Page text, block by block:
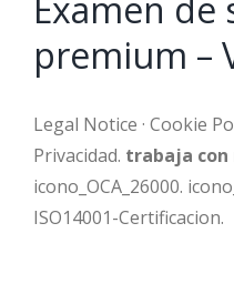
premium –
Legal Notice · Cookie
Privacidad. trabaja con
icono_OCA_26000.
ISO14001-Certificacion.